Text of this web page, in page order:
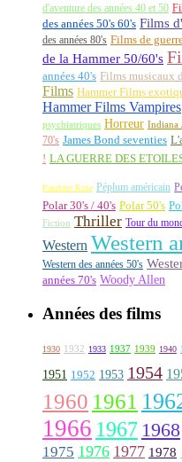
d'aventure des années 40 et 50
des années 50's 60's Films
des années 80's Films de
de la Hammer 50/60's
années 40's Films musicaux
Films Hammer Films
Hammer Films Vampires
psychiatriques Horreur Indiana
70's James Bond seventies
! LA GUERRE DES
Panthère Rose Péplum américain
Polar 30's / 40's Polar 50's
Fiction Thriller Tour du
Western Western
Western des années 50's
années 70's Woody Allen
Années des films
1930 1932 1933 1937 1939 1940
1951 1952 1953 1954
1960 1961
1966 1967 1968
1975 1976 1977 1978